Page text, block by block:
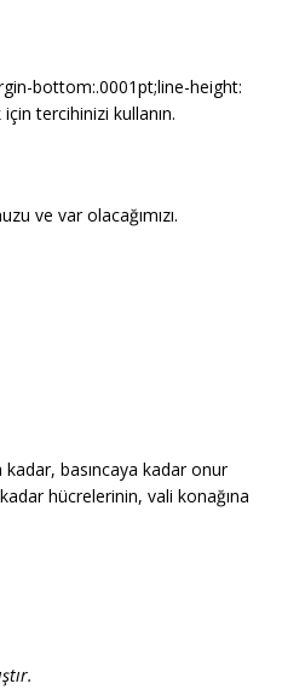
bottom:.0001pt;line-height:
tercihinizi kullanın.
ve var olacağımızı.
kadar, basıncaya kadar onur
hücrelerinin, vali konağına